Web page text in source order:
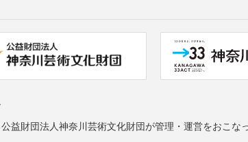
益財団法人神奈川芸術文化財団が管理・運営をおこな